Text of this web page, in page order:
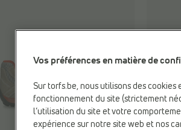
Vos préférences en matière de
Sur torfs.be, nous utilisons des cookies
fonctionnement du site (strictement
l’utilisation du site et votre
expérience sur notre site web et nos